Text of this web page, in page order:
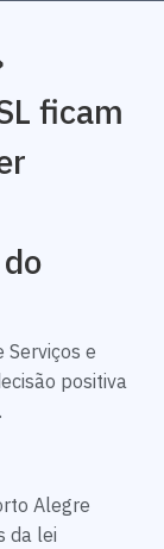
ficam
Serviços e
positiva
Alegre
da lei